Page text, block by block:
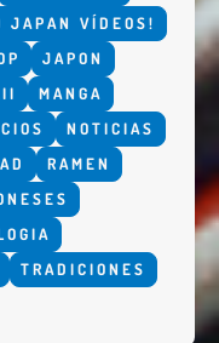
JAPAN VÍDEOS!
JAPON
MANGA
NOTICIAS
RAMEN
TRADICIONES